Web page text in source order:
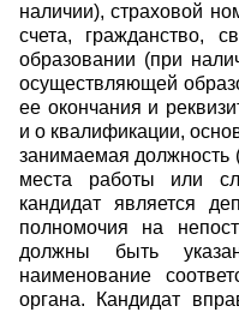
наличии), страховой
счета, гражданство,
образовании (при
осуществляющей
ее окончания и
и о квалификации,
занимаемая должность
места работы или
кандидат является
полномочия на
должны быть
наименование
органа. Кандидат